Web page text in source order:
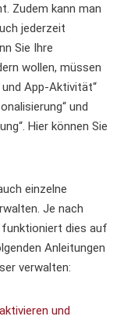
Zudem kann man
jederzeit
Sie Ihre
wollen, müssen
App-Aktivität“
und
Hier können Sie
einzelne
Je nach
funktioniert dies auf
Anleitungen
verwalten:
und